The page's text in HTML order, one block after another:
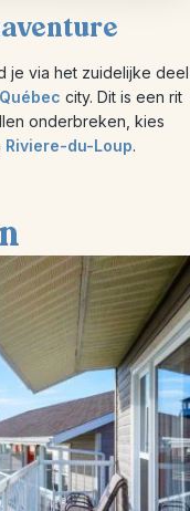
je via het zuidelijke deel
Québec city. Dit is een rit
onderbreken, kies
Riviere-du-Loup.